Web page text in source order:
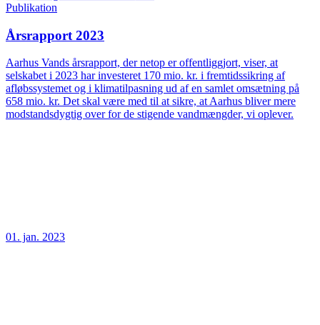
Publikation
Årsrapport 2023
Aarhus Vands årsrapport, der netop er offentliggjort, viser, at
selskabet i 2023 har investeret 170 mio. kr. i fremtidssikring af
afløbssystemet og i klimatilpasning ud af en samlet omsætning på
658 mio. kr. Det skal være med til at sikre, at Aarhus bliver mere
modstandsdygtig over for de stigende vandmængder, vi oplever.
01. jan. 2023